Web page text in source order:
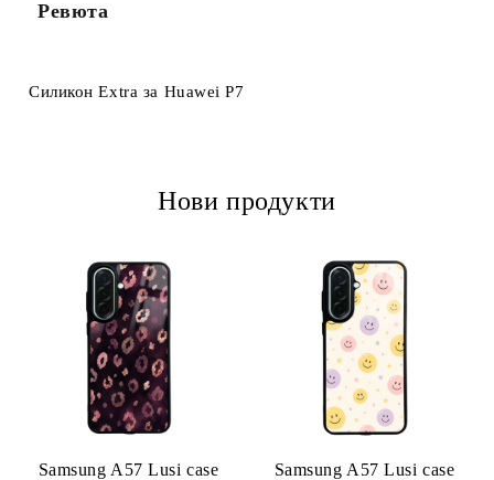
Ревюта
Силикон Extra за Huawei P7
Нови продукти
Samsung A57 Lusi case
Samsung A57 Lusi case